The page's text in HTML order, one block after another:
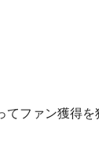
ファン獲得